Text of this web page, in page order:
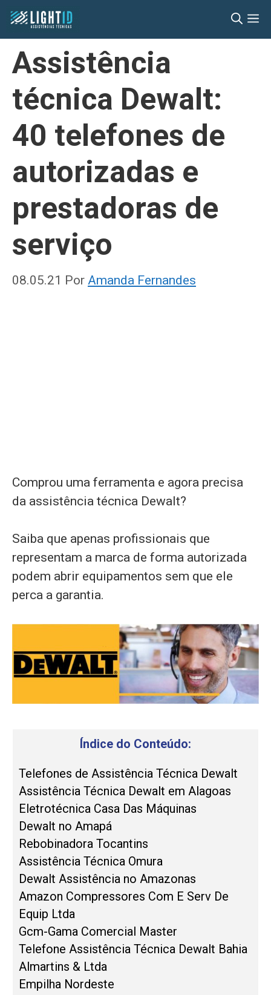
Pular
para
conteúdo
Assistência
técnica Dewalt:
40 telefones de
autorizadas e
prestadoras de
serviço
08.05.21 Por Amanda Fernandes
Comprou uma ferramenta e agora precisa
da assistência técnica Dewalt?
Saiba que apenas profissionais que
representam a marca de forma autorizada
podem abrir equipamentos sem que ele
perca a garantia.
Índice do Conteúdo:
Telefones de Assistência Técnica Dewalt
Assistência Técnica Dewalt em Alagoas
Eletrotécnica Casa Das Máquinas
Dewalt no Amapá
Rebobinadora Tocantins
Assistência Técnica Omura
Dewalt Assistência no Amazonas
Amazon Compressores Com E Serv De
Equip Ltda
Gcm-Gama Comercial Master
Telefone Assistência Técnica Dewalt Bahia
Almartins & Ltda
Empilha Nordeste